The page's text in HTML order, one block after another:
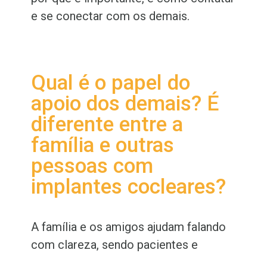
e se conectar com os demais.
Qual é o papel do
apoio dos demais? É
diferente entre a
família e outras
pessoas com
implantes cocleares?
A família e os amigos ajudam falando
com clareza, sendo pacientes e